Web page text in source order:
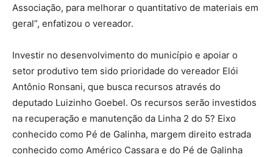
Associação, para melhorar o quantitativo de materiais em
geral”, enfatizou o vereador.
Investir no desenvolvimento do município e apoiar o
setor produtivo tem sido prioridade do vereador Elói
Antônio Ronsani, que busca recursos através do
deputado Luizinho Goebel. Os recursos serão investidos
na recuperação e manutenção da Linha 2 do 5? Eixo
conhecido como Pé de Galinha, margem direito estrada
conhecido como Américo Cassara e do Pé de Galinha